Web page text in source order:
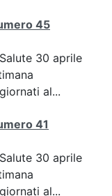
45
30 aprile
al...
41
30 aprile
al...